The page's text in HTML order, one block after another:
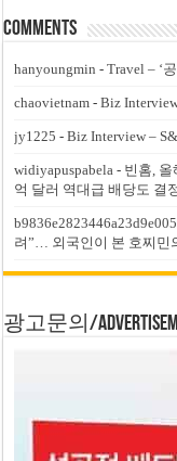
Comments
hanyoungmin -Travel – ‘
chaovietnam -Biz
jy1225 -Biz Interview –
widiyapuspabela - 빈홈, 올
억 달러 역대급 배당도 결
려”… 외국인이 본 호찌민
광고문의/